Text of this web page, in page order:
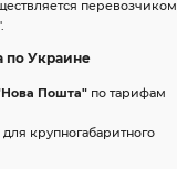
перевозчиком
по Украине
Пошта" по тарифам
крупногабаритного